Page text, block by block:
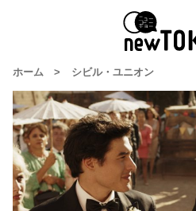
ホーム > シビル・ユニオン